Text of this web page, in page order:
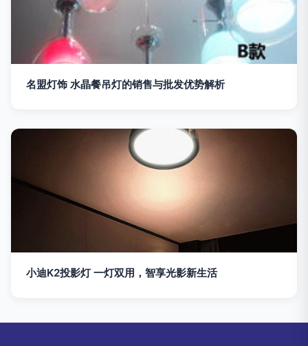
名盟灯饰 水晶餐吊灯的销售与批发优势解析
小迪K2投影灯 一灯双用，智享光影新生活